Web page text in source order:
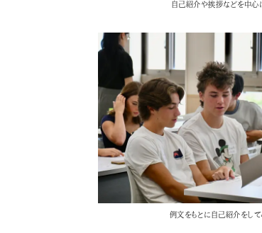
自己紹介や挨拶などを中心
例文をもとに自己紹介をして